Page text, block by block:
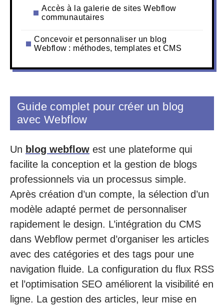
Accès à la galerie de sites Webflow
communautaires
Concevoir et personnaliser un blog
Webflow : méthodes, templates et CMS
Guide complet pour créer un blog
avec Webflow
Un blog webflow est une plateforme qui
facilite la conception et la gestion de blogs
professionnels via un processus simple.
Après création d’un compte, la sélection d’un
modèle adapté permet de personnaliser
rapidement le design. L’intégration du CMS
dans Webflow permet d’organiser les articles
avec des catégories et des tags pour une
navigation fluide. La configuration du flux RSS
et l’optimisation SEO améliorent la visibilité en
ligne. La gestion des articles, leur mise en